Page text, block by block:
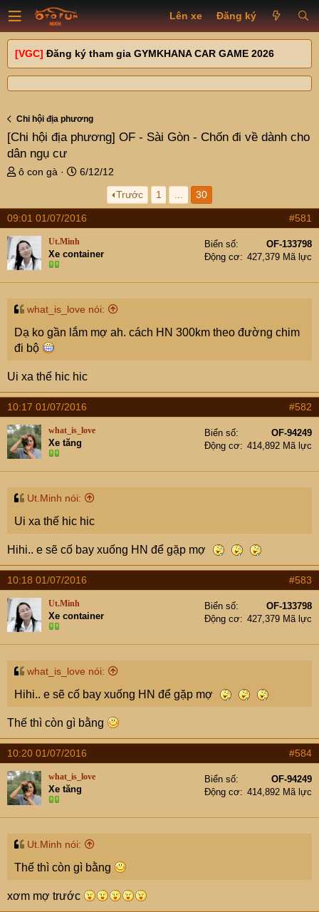
Lên xe Đăng ký
[VGC] Đăng ký tham gia GYMKHANA CAR GAME 2026
Chi hội địa phương
[Chi hội địa phương] OF - Sài Gòn - Chốn đi về dành cho
dân ngụ cư
T
e
a
d
s
t
t
r
ô con gà
N
y
g
i
6/12/12
Trước
1 30
09:01 01/07/2016 #581
Ut.Minh
Xe container
Biển số
OF-133798
Động cơ
427,379 Mã lực
what_is_love nói:
Dạ ko gần lắm mợ ah. cách HN 300km theo đường chim
đi bộ
Ui xa thế hic hic
10:17 01/07/2016 #582
what_is_love
Xe tăng
Biển số
OF-94249
Động cơ
414,892 Mã lực
Ut.Minh nói:
Ui xa thế hic hic
Hihi.. e sẽ cố bay xuống HN để gặp mợ
10:18 01/07/2016 #583
Ut.Minh
Xe container
Biển số
OF-133798
Động cơ
427,379 Mã lực
what_is_love nói:
Hihi.. e sẽ cố bay xuống HN để gặp mợ
Thế thì còn gì bằng
10:20 01/07/2016 #584
what_is_love
Xe tăng
Biển số
OF-94249
Động cơ
414,892 Mã lực
Ut.Minh nói:
Thế thì còn gì bằng
xơm mợ trước